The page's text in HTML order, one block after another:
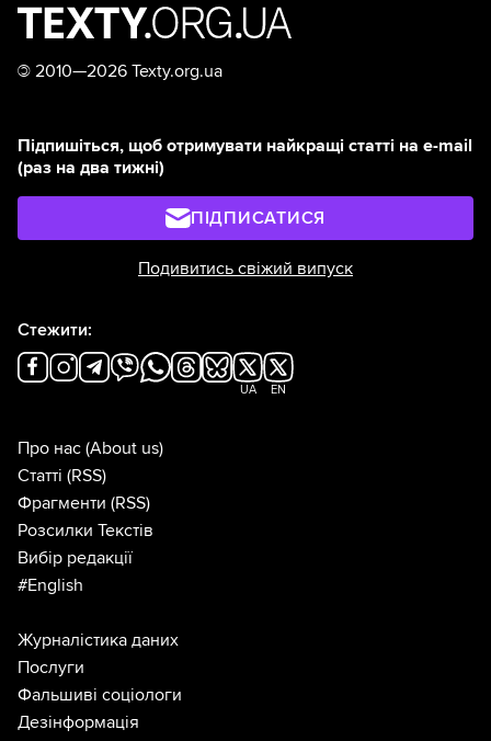
© 2010—2026 Texty.org.ua
Підпишіться, щоб отримувати найкращі статті на e-mail
(раз на два тижні)
ПІДПИСАТИСЯ
Подивитись свіжий випуск
Стежити:
UA EN
Про нас (About us)
Статті (RSS)
Фрагменти (RSS)
Розсилки Текстів
Вибір редакції
#English
Журналістика даних
Послуги
Фальшиві соціологи
Дезінформація